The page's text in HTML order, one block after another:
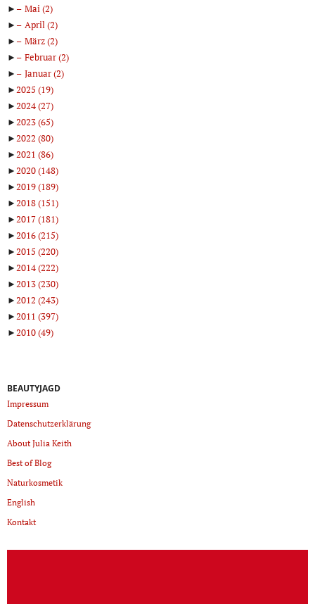
►
Mai(2)
►
April(2)
►
März(2)
►
Februar(2)
►
Januar(2)
►2025 (19)
►2024(27)
►2023(65)
►2022 (80)
►2021 (86)
►2020(148)
►2019(189)
►2018(151)
►2017(181)
►2016(215)
►2015 (220)
►2014(222)
►2013(230)
►2012 (243)
►2011 (397)
►2010(49)
BEAUTYJAGD
Impressum
Datenschutzerklärung
About Julia Keith
Best of Blog
Naturkosmetik
English
Kontakt